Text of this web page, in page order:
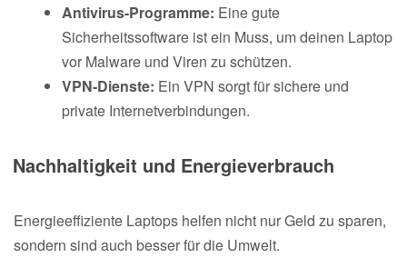
Antivirus-Programme: Eine gute
Sicherheitssoftware ist ein Muss, um deinen Laptop
vor Malware und Viren zu schützen.
VPN-Dienste: Ein VPN sorgt für sichere und
private Internetverbindungen.
Nachhaltigkeit und Energieverbrauch
Energieeffiziente Laptops helfen nicht nur Geld zu sparen,
sondern sind auch besser für die Umwelt.